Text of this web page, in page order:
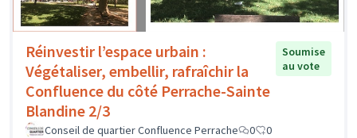
Réinvestir l’espace urbain :
Végétaliser, embellir, rafraîchir la
Confluence du côté Perrache-Sainte
Blandine 2/3
Soumise
au vote
Conseil de quartier Confluence Perrache 0 0